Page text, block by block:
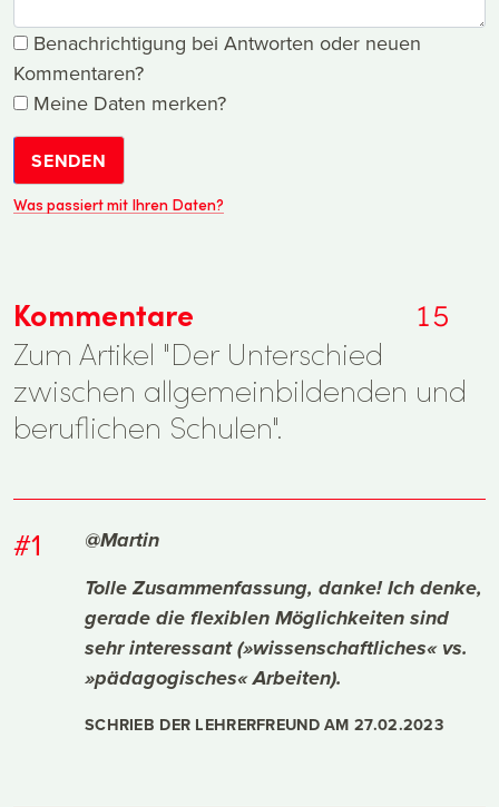
Benachrichtigung bei Antworten oder neuen
Kommentaren?
Meine Daten merken?
SENDEN
Was passiert mit Ihren Daten?
Kommentare
15
Zum Artikel "Der Unterschied
zwischen allgemeinbildenden und
beruflichen Schulen".
#1
@Martin
Tolle Zusammenfassung, danke! Ich denke,
gerade die flexiblen Möglichkeiten sind
sehr interessant (»wissenschaftliches« vs.
»pädagogisches« Arbeiten).
SCHRIEB DER LEHRERFREUND AM27.02.2023